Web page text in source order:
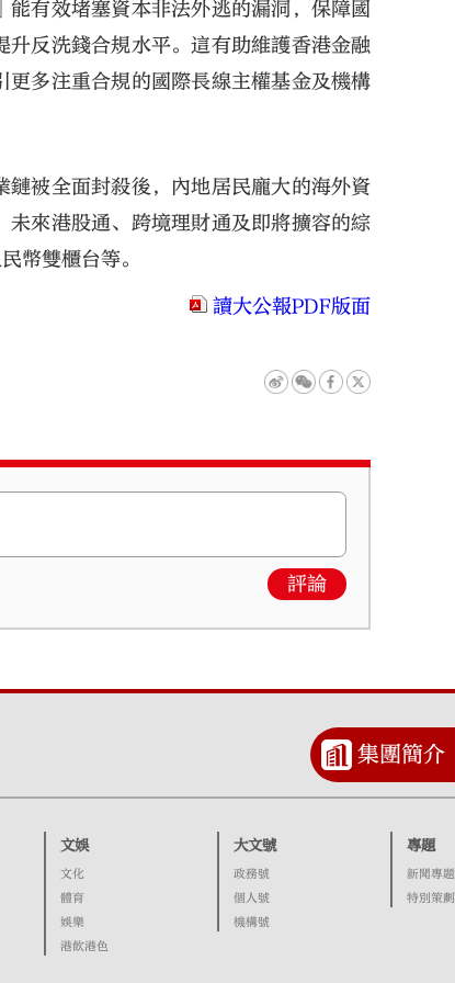
有效堵塞資本非法外逃的漏洞，保障國
反洗錢合規水平。這有助維護香港金融
多注重合規的國際長線主權基金及機構
被全面封殺後，內地居民龐大的海外資
來港股通、跨境理財通及即將擴容的綜
幣雙櫃台等。
讀大公報PDF版面
評論
集團簡介
文娛
文化
體育
娛樂
港飲港色
大文號
政務號
個人號
機構號
專題
新聞專題
特別策劃